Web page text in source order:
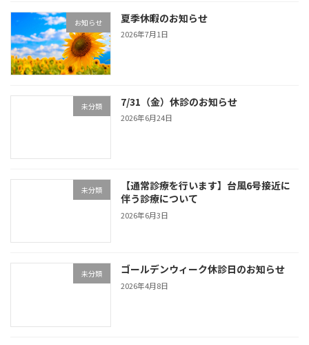
お知らせ 夏季休暇のお知らせ
2026年7月1日
未分類 7/31（金）休診のお知らせ
2026年6月24日
未分類
【通常診療を行います】台風6号接近に
伴う診療について
2026年6月3日
未分類 ゴールデンウィーク休診日のお知らせ
2026年4月8日